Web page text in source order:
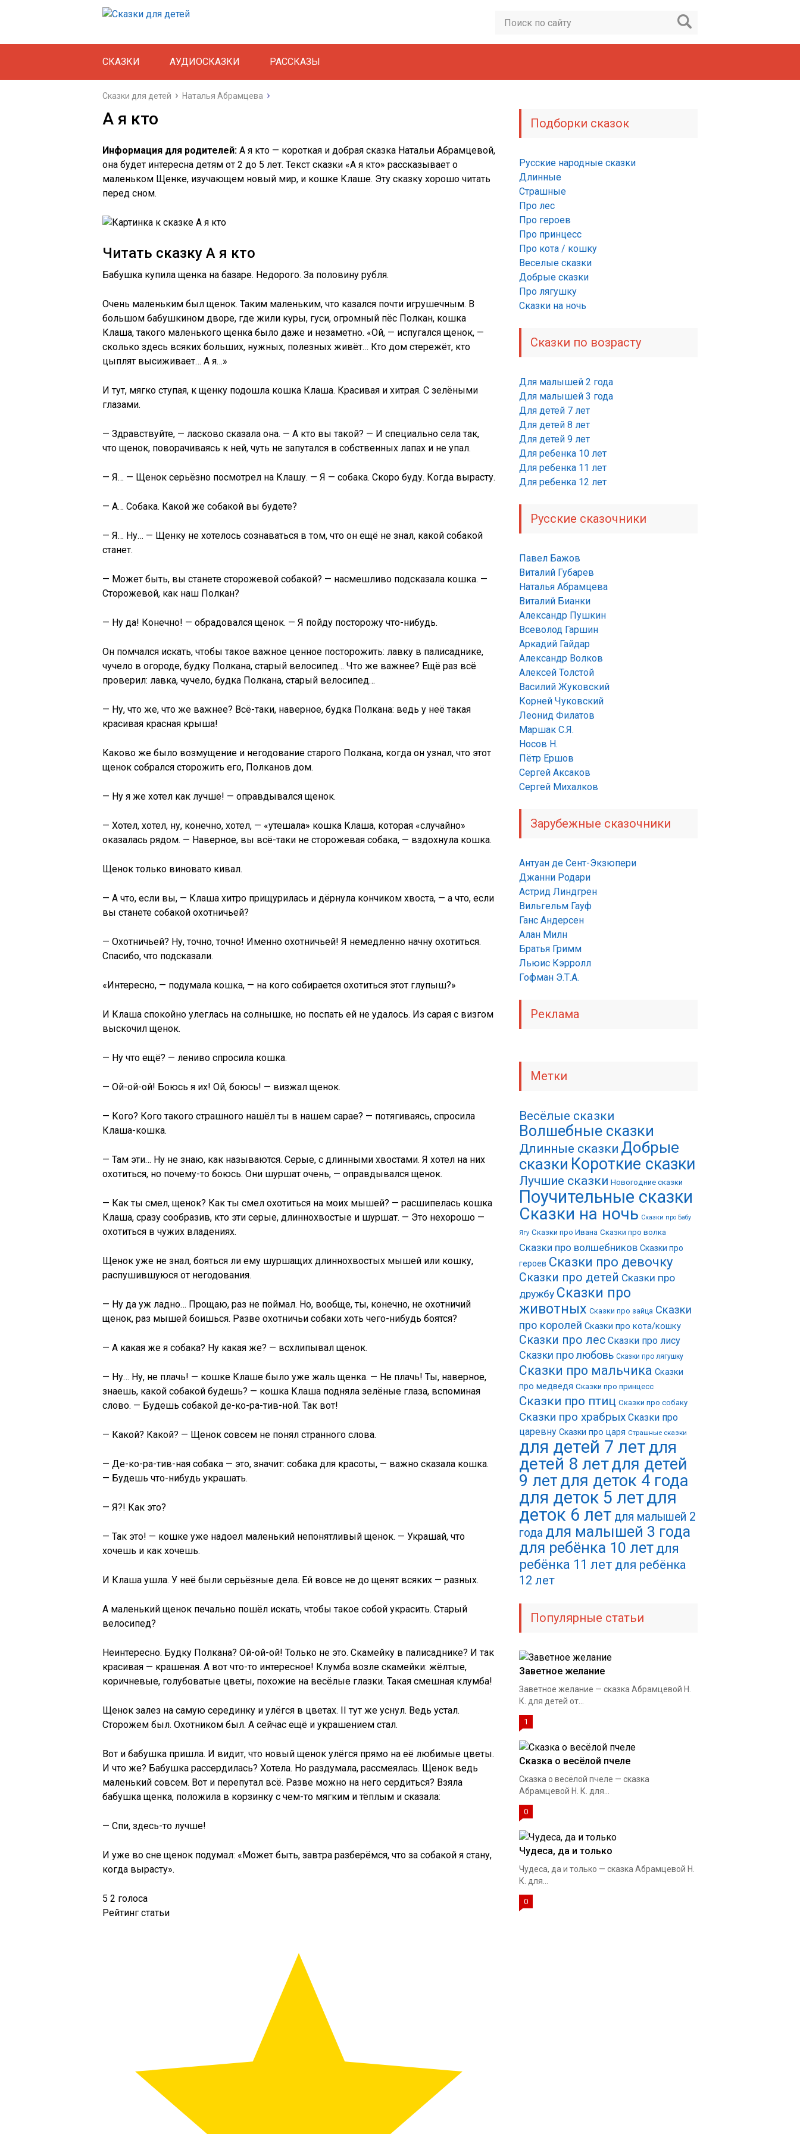
СКАЗКИ АУДИОСКАЗКИ РАССКАЗЫ
Сказки для детей Наталья Абрамцева
А я кто
Информация для родителей: А я кто — короткая и добрая сказка Натальи Абрамцевой,
она будет интересна детям от 2 до 5 лет. Текст сказки «А я кто» рассказывает о
маленьком Щенке, изучающем новый мир, и кошке Клаше. Эту сказку хорошо читать
перед сном.
Читать сказку А я кто
Бабушка купила щенка на базаре. Недорого. За половину рубля.
Очень маленьким был щенок. Таким маленьким, что казался почти игрушечным. В
большом бабушкином дворе, где жили куры, гуси, огромный пёс Полкан, кошка
Клаша, такого маленького щенка было даже и незаметно. «Ой, — испугался щенок, —
сколько здесь всяких больших, нужных, полезных живёт… Кто дом стережёт, кто
цыплят высиживает… А я…»
И тут, мягко ступая, к щенку подошла кошка Клаша. Красивая и хитрая. С зелёными
глазами.
— Здравствуйте, — ласково сказала она. — А кто вы такой? — И специально села так,
что щенок, поворачиваясь к ней, чуть не запутался в собственных лапах и не упал.
— Я… — Щенок серьёзно посмотрел на Клашу. — Я — собака. Скоро буду. Когда вырасту.
— А… Собака. Какой же собакой вы будете?
— Я… Ну… — Щенку не хотелось сознаваться в том, что он ещё не знал, какой собакой
станет.
— Может быть, вы станете сторожевой собакой? — насмешливо подсказала кошка. —
Сторожевой, как наш Полкан?
— Ну да! Конечно! — обрадовался щенок. — Я пойду посторожу что-нибудь.
Он помчался искать, чтобы такое важное ценное посторожить: лавку в палисаднике,
чучело в огороде, будку Полкана, старый велосипед… Что же важнее? Ещё раз всё
проверил: лавка, чучело, будка Полкана, старый велосипед…
— Ну, что же, что же важнее? Всё-таки, наверное, будка Полкана: ведь у неё такая
красивая красная крыша!
Каково же было возмущение и негодование старого Полкана, когда он узнал, что этот
щенок собрался сторожить его, Полканов дом.
— Ну я же хотел как лучше! — оправдывался щенок.
— Хотел, хотел, ну, конечно, хотел, — «утешала» кошка Клаша, которая «случайно»
оказалась рядом. — Наверное, вы всё-таки не сторожевая собака, — вздохнула кошка.
Щенок только виновато кивал.
— А что, если вы, — Клаша хитро прищурилась и дёрнула кончиком хвоста, — а что, если
вы станете собакой охотничьей?
— Охотничьей? Ну, точно, точно! Именно охотничьей! Я немедленно начну охотиться.
Спасибо, что подсказали.
«Интересно, — подумала кошка, — на кого собирается охотиться этот глупыш?»
И Клаша спокойно улеглась на солнышке, но поспать ей не удалось. Из сарая с визгом
выскочил щенок.
— Ну что ещё? — лениво спросила кошка.
— Ой-ой-ой! Боюсь я их! Ой, боюсь! — визжал щенок.
— Кого? Кого такого страшного нашёл ты в нашем сарае? — потягиваясь, спросила
Клаша-кошка.
— Там эти… Ну не знаю, как называются. Серые, с длинными хвостами. Я хотел на них
охотиться, но почему-то боюсь. Они шуршат очень, — оправдывался щенок.
— Как ты смел, щенок? Как ты смел охотиться на моих мышей? — расшипелась кошка
Клаша, сразу сообразив, кто эти серые, длиннохвостые и шуршат. — Это нехорошо —
охотиться в чужих владениях.
Щенок уже не знал, бояться ли ему шуршащих длиннохвостых мышей или кошку,
распушившуюся от негодования.
— Ну да уж ладно… Прощаю, раз не поймал. Но, вообще, ты, конечно, не охотничий
щенок, раз мышей боишься. Разве охотничьи собаки хоть чего-нибудь боятся?
— А какая же я собака? Ну какая же? — всхлипывал щенок.
— Ну… Ну, не плачь! — кошке Клаше было уже жаль щенка. — Не плачь! Ты, наверное,
знаешь, какой собакой будешь? — кошка Клаша подняла зелёные глаза, вспоминая
слово. — Будешь собакой де-ко-ра-тив-ной. Так вот!
— Какой? Какой? — Щенок совсем не понял странного слова.
— Де-ко-ра-тив-ная собака — это, значит: собака для красоты, — важно сказала кошка.
— Будешь что-нибудь украшать.
— Я?! Как это?
— Так это! — кошке уже надоел маленький непонятливый щенок. — Украшай, что
хочешь и как хочешь.
И Клаша ушла. У неё были серьёзные дела. Ей вовсе не до щенят всяких — разных.
А маленький щенок печально пошёл искать, чтобы такое собой украсить. Старый
велосипед?
Неинтересно. Будку Полкана? Ой-ой-ой! Только не это. Скамейку в палисаднике? И так
красивая — крашеная. А вот что-то интересное! Клумба возле скамейки: жёлтые,
коричневые, голубоватые цветы, похожие на весёлые глазки. Такая смешная клумба!
Щенок залез на самую серединку и улёгся в цветах. II тут же уснул. Ведь устал.
Сторожем был. Охотником был. А сейчас ещё и украшением стал.
Вот и бабушка пришла. И видит, что новый щенок улёгся прямо на её любимые цветы.
И что же? Бабушка рассердилась? Хотела. Но раздумала, рассмеялась. Щенок ведь
маленький совсем. Вот и перепутал всё. Разве можно на него сердиться? Взяла
бабушка щенка, положила в корзинку с чем-то мягким и тёплым и сказала:
— Спи, здесь-то лучше!
И уже во сне щенок подумал: «Может быть, завтра разберёмся, что за собакой я стану,
когда вырасту».
5 2 голоса
Рейтинг статьи
Подборки сказок
Русские народные сказки
Длинные
Страшные
Про лес
Про героев
Про принцесс
Про кота / кошку
Веселые сказки
Добрые сказки
Про лягушку
Сказки на ночь
Сказки по возрасту
Для малышей 2 года
Для малышей 3 года
Для детей 7 лет
Для детей 8 лет
Для детей 9 лет
Для ребенка 10 лет
Для ребенка 11 лет
Для ребенка 12 лет
Русские сказочники
Павел Бажов
Виталий Губарев
Наталья Абрамцева
Виталий Бианки
Александр Пушкин
Всеволод Гаршин
Аркадий Гайдар
Александр Волков
Алексей Толстой
Василий Жуковский
Корней Чуковский
Леонид Филатов
Маршак С.Я.
Носов Н.
Пётр Ершов
Сергей Аксаков
Сергей Михалков
Зарубежные сказочники
Антуан де Сент-Экзюпери
Джанни Родари
Астрид Линдгрен
Вильгельм Гауф
Ганс Андерсен
Алан Милн
Братья Гримм
Льюис Кэрролл
Гофман Э.Т.А.
Реклама
Метки
Весёлые сказки
Волшебные сказки
Длинные сказки Добрые
сказки Короткие сказки
Лучшие сказки Новогодние сказки
Поучительные сказки
Сказки на ночь Сказки про Бабу
Ягу Сказки про Ивана Сказки про волка
Сказки про волшебников Сказки про
героев Сказки про девочку
Сказки про детей Сказки про
дружбу Сказки про
животных Сказки про зайца Сказки
про королей Сказки про кота/кошку
Сказки про лес Сказки про лису
Сказки про любовь Сказки про лягушку
Сказки про мальчика Сказки
про медведя Сказки про принцесс
Сказки про птиц Сказки про собаку
Сказки про храбрых Сказки про
царевну Сказки про царя Страшные сказки
для детей 7 летдля
детей 8 летдля детей
9 летдля деток 4 года
для деток 5 летдля
деток 6 лет для малышей 2
года для малышей 3 года
для ребёнка 10 летдля
ребёнка 11 лет для ребёнка
12 лет
Популярные статьи
Заветное желание
Заветное желание — сказка Абрамцевой Н.
К. для детей от...
1
Сказка о весёлой пчеле
Сказка о весёлой пчеле — сказка
Абрамцевой Н. К. для...
0
Чудеса, да и только
Чудеса, да и только — сказка Абрамцевой Н.
К. для...
0